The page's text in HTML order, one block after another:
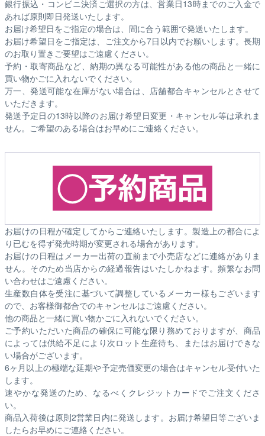
銀行振込・コンビニ決済ご選択の方は、営業日13時までのご入金で
あれば原則即日発送いたします。
お届け希望日をご指定の場合は、間に合う範囲で発送いたします。
お届け希望日をご指定は、ご注文から7日以内でお願いします。長期
のお取り置きご要望はご遠慮ください。
予約・取寄商品など、納期の異なる可能性がある他の商品と一緒に
買い物かごに入れないでください。
万一、発送可能な在庫がない場合は、店舗都合キャンセルとさせて
いただきます。
発送予定日の13時以降のお届け希望日変更・キャンセル等は承れま
せん。ご希望のある場合はお早めにご連絡ください。
お届けの日程が確定してからご連絡いたします。製造上の都合によ
り已むを得ず発売時期が変更される場合があります。
お届けの日程はメーカー出荷の直前まで小売店などに連絡がありま
せん。そのため当店からの経過報告はいたしかねます。頻繁なお問
い合わせはご遠慮ください。
生産数自体を受注に基づいて調整しているメーカー様もございます
ので、お客様御都合でのキャンセルはご遠慮ください。
他の商品と一緒に買い物かごに入れないでください。
ご予約いただいた商品の確保に可能な限り務めておりますが、商品
によっては供給不足により次ロット生産待ち、またはお届けできな
い場合がございます。
6ヶ月以上の極端な延期や予定売価変更の場合はキャンセル受付いた
します。
速やかな発送のため、なるべくクレジットカードでご注文くださ
い。
商品入荷後は原則2営業日内に発送します。お届け希望日等ございま
したらお早めにご連絡ください。